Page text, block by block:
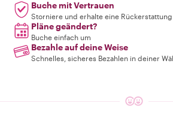
Buche mit Vertrauen
Storniere und erhalte eine Rückerstattung
Pläne geändert?
Buche einfach um
Bezahle auf deine Weise
Schnelles, sicheres Bezahlen in deiner